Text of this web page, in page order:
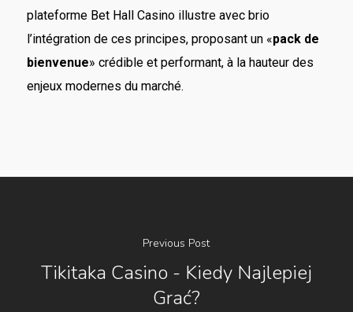
plateforme Bet Hall Casino illustre avec brio
l’intégration de ces principes, proposant un «pack de
bienvenue» crédible et performant, à la hauteur des
enjeux modernes du marché.
Previous Post
Tikitaka Casino - Kiedy Najlepiej
Grać?